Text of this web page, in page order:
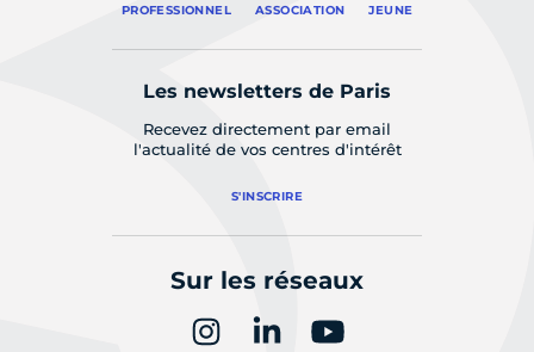
PROFESSIONNEL ASSOCIATION JEUNE
Les newsletters de Paris
Recevez directement par email
l'actualité de vos centres d'intérêt
S'INSCRIRE
Sur les réseaux